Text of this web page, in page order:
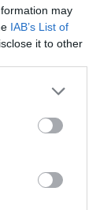
may
IAB’s List of
it to other
more Google
may click to
party tags to
below Google